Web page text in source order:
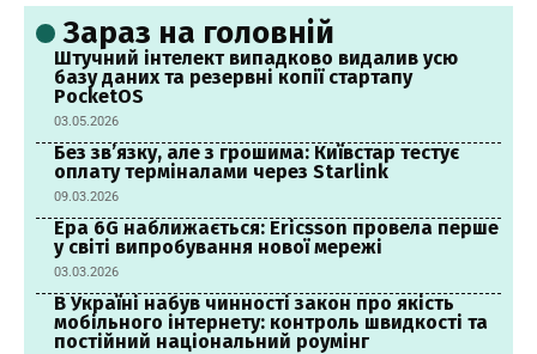
Зараз на головній
Штучний інтелект випадково видалив усю
базу даних та резервні копії стартапу
PocketOS
03.05.2026
Без зв’язку, але з грошима: Київстар тестує
оплату терміналами через Starlink
09.03.2026
Ера 6G наближається: Ericsson провела перше
у світі випробування нової мережі
03.03.2026
В Україні набув чинності закон про якість
мобільного інтернету: контроль швидкості та
постійний національний роумінг